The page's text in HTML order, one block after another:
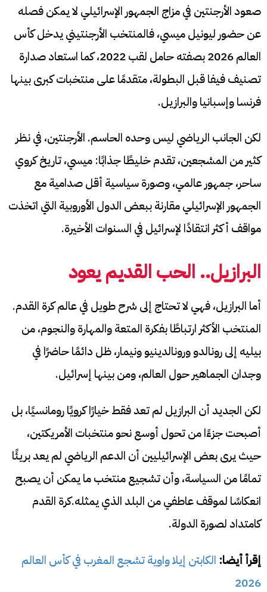
صعود الأرجنتين في مزاج الجمهور الإسرائيلي لا يمكن فصله
عن حضور ليونيل ميسي، فالمنتخب الأرجنتيني يدخل كأس
العالم 2026 بصفته حامل لقب 2022، كما استعاد صدارة
تصنيف فيفا قبل البطولة، متقدمًا على منتخبات كبرى بينها
فرنسا وإسبانيا والبرازيل.
لكن الجانب الرياضي ليس وحده الحاسم. الأرجنتين، في نظر
كثير من المشجعين، تقدم خليطًا جذابًا: ميسي، تاريخ كروي
ساحر، جمهور عالمي، وصورة سياسية أقل صدامية مع
الجمهور الإسرائيلي مقارنة ببعض الدول الأوروبية التي اتخذت
مواقف أكثر انتقادًا لإسرائيل في السنوات الأخيرة.
البرازيل.. الحب القديم يعود
أما البرازيل، فهي لا تحتاج إلى شرح طويل في عالم كرة القدم.
المنتخب الأكثر ارتباطًا بفكرة المتعة والمهارة والنجوم، من
بيليه إلى رونالدو ورونالدينيو ونيمار، ظل دائمًا حاضرًا في
وجدان الجماهير حول العالم، ومن بينها إسرائيل.
لكن الجديد أن البرازيل لم تعد فقط خيارًا كرويًا رومانسيًا، بل
أصبحت جزءًا من تحول أوسع نحو منتخبات الأمريكتين،
حيث يرى بعض الإسرائيليين أن الدعم الرياضي لم يعد بريئًا
تمامًا من السياسة، وأن تشجيع منتخب ما يمكن أن يصبح
انعكاسًا لموقف عاطفي من البلد الذي يمثله.كرة القدم
كامتداد لصورة الدولة.
إقرأ أيضا: الكابتن إيلا واوية تشجع المغرب في كأس العالم
2026